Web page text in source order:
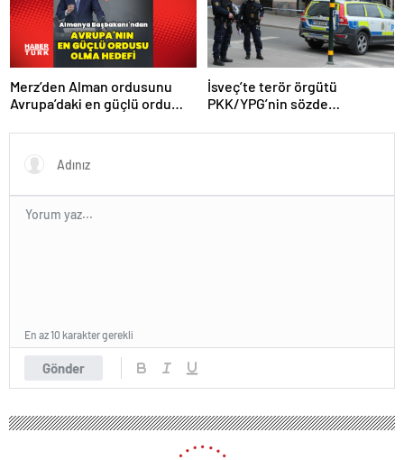
Merz’den Alman ordusunu
Avrupa’daki en güçlü ordu
İsveç’te terör örgütü
PKK/YPG’nin sözde
Gönder
En az 10 karakter gerekli